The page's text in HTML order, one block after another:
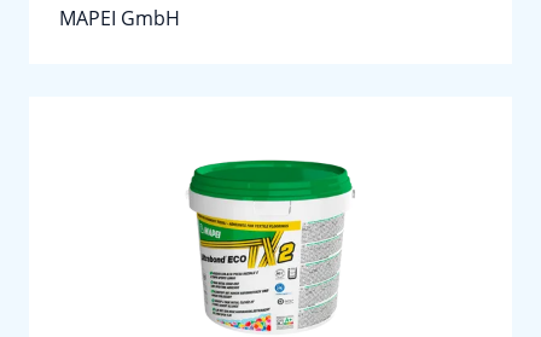
MAPEI GmbH